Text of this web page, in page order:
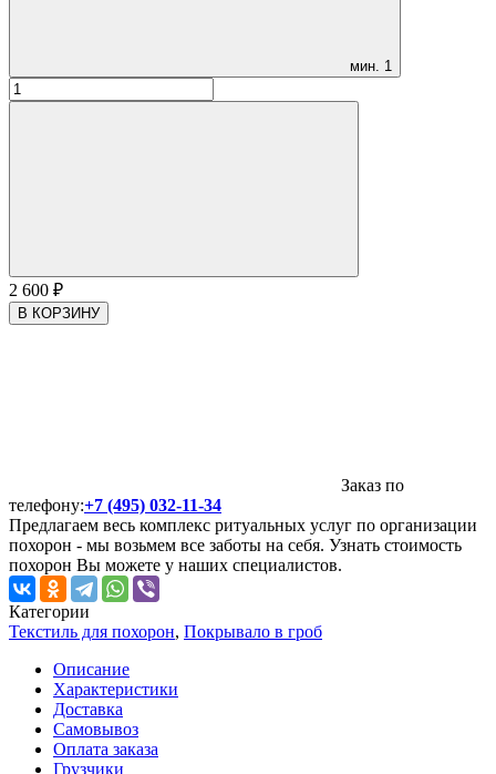
мин. 1
2 600 ₽
В КОРЗИНУ
Заказ по
телефону:+7 (495) 032-11-34
Предлагаем весь комплекс ритуальных услуг по организации
похорон - мы возьмем все заботы на себя. Узнать стоимость
похорон Вы можете у наших специалистов.
Категории
Текстиль для похорон, Покрывало в гроб
Описание
Характеристики
Доставка
Самовывоз
Оплата заказа
Грузчики